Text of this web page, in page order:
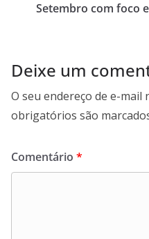
Setembro com foco
Deixe um
O seu endereço de e-mail
obrigatórios são
Comentário *